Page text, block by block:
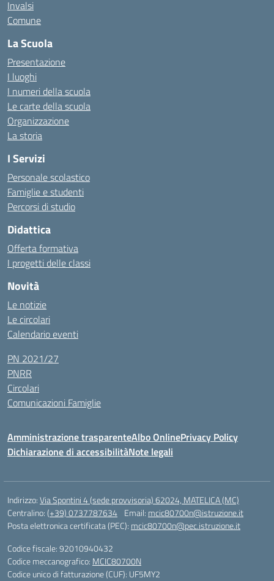
Invalsi
Comune
La Scuola
Presentazione
I luoghi
I numeri della scuola
Le carte della scuola
Organizzazione
La storia
I Servizi
Personale scolastico
Famiglie e studenti
Percorsi di studio
Didattica
Offerta formativa
I progetti delle classi
Novità
Le notizie
Le circolari
Calendario eventi
PN 2021/27
PNRR
Circolari
Comunicazioni Famiglie
Amministrazione trasparenteAlbo OnlinePrivacy Policy
Dichiarazione di accessibilitàNote legali
Indirizzo:Via Spontini 4 (sede provvisoria) 62024, MATELICA (MC)
Centralino:(+39) 0737787634 Email: mcic80700n@istruzione.it
Posta elettronica certificata (PEC): mcic80700n@pec.istruzione.it
Codice fiscale: 92010940432
Codice meccanografico: MCIC80700N
Codice unico di fatturazione (CUF): UF5MY2